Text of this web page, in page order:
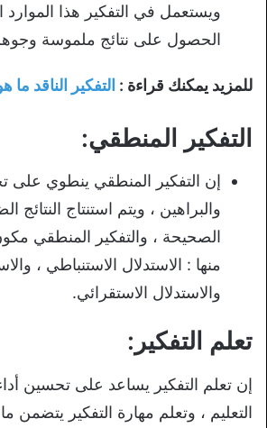
ويستعمل في التفكير هذا الموارد
الحصول على نتائج ملموسة
للمزيد يمكنك قراءة : التفكير الناقد ما
التفكير المنطقي:
إن التفكير المنطقي ينطوي على
والبراهين ، ويتم استنتاج النتائج
الصحيحة ، والتفكير المنطقي
منها : الاستدلال الاستنباطي ،
والاستدلال الاستقرائي.
تعلم التفكير:
إن تعلم التفكير يساعد على تحسين
التعليم ، وتعلم مهارة التفكير يتضمن